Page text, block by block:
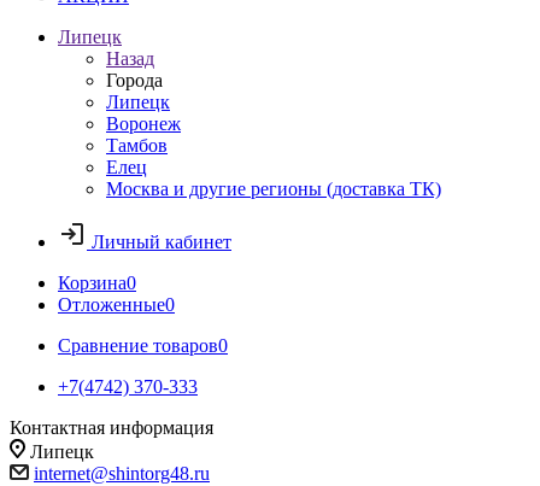
Липецк
Назад
Города
Липецк
Воронеж
Тамбов
Елец
Москва и другие регионы (доставка ТК)
Личный кабинет
Корзина0
Отложенные0
Сравнение товаров0
+7(4742) 370-333
Контактная информация
Липецк
internet@shintorg48.ru